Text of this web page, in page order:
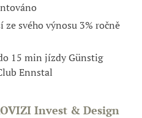
svého výnosu 3% ročně
15 min jízdy Günstig
Ennstal
Invest & Design